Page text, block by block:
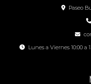
Paseo
Lunes a Viernes 10:00 a